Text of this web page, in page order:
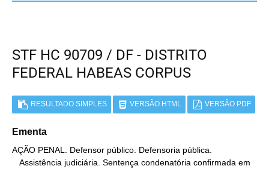
STF HC 90709 / DF - DISTRITO
FEDERAL HABEAS CORPUS
RESULTADO SIMPLES VERSÃO HTML VERSÃO PDF
Ementa
AÇÃO PENAL. Defensor público. Defensoria pública.